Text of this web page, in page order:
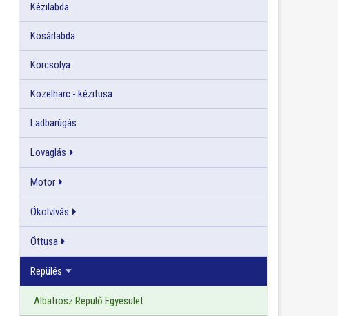
Kézilabda
Kosárlabda
Korcsolya
Közelharc - kézitusa
Ladbarúgás
Lovaglás
Motor
Ökölvívás
Öttusa
Repülés
Albatrosz Repülő Egyesület